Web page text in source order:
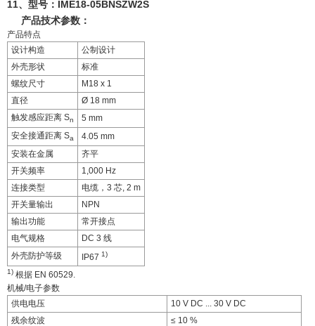
11、型号： IME18-05BNSZW2S
产品技术参数：
产品特点
设计构造
公制设计
外壳形状
标准
螺纹尺寸
M18 x 1
直径
Ø 18 mm
触发感应距离 Sn
5 mm
安全接通距离 Sa
4.05 mm
安装在金属
齐平
开关频率
1,000 Hz
连接类型
电缆，3 芯, 2 m
开关量输出
NPN
输出功能
常开接点
电气规格
DC 3 线
外壳防护等级
IP67 1)
1) 根据 EN 60529.
机械/电子参数
供电电压
10 V DC ... 30 V DC
残余纹波
≤ 10 %